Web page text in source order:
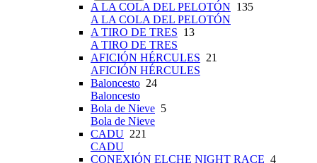
A LA COLA DEL PELOTÓN 135
A LA COLA DEL PELOTÓN
A TIRO DE TRES 13
A TIRO DE TRES
AFICIÓN HÉRCULES 21
AFICIÓN HÉRCULES
Baloncesto 24
Baloncesto
Bola de Nieve 5
Bola de Nieve
CADU 221
CADU
CONEXIÓN ELCHE NIGHT RACE 4